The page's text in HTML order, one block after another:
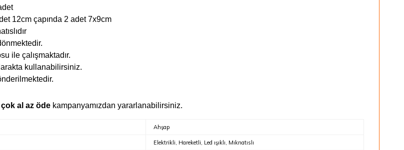
12cm çapında 2 adet 7x9cm
ile çalışmaktadır.
kullanabilirsiniz.
çok al az öde kampanyamızdan yararlanabilirsiniz.
Ahşap
Elektrikli, Hareketli, Led ışıklı, Mıknatıslı